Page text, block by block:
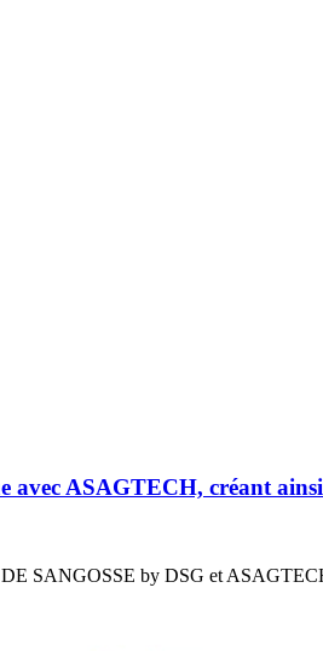
ASAGTECH, créant
SANGOSSE by DSG et